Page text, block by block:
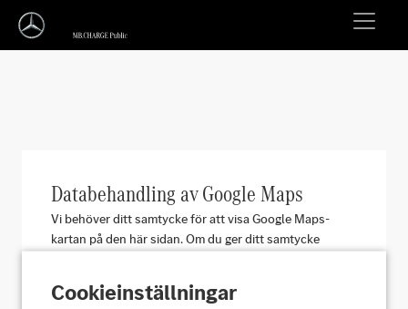
Databehandling av Google Maps
Vi behöver ditt samtycke för att visa Google Maps-
kartan på den här sidan. Om du ger ditt samtycke
använder kartan. Vi kommer också att lagra ditt
Cookieinställningar